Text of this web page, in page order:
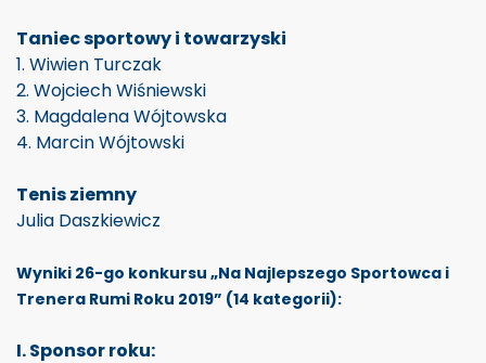
Taniec sportowy i towarzyski
1. Wiwien Turczak
2. Wojciech Wiśniewski
3. Magdalena Wójtowska
4. Marcin Wójtowski
Tenis ziemny
Julia Daszkiewicz
Wyniki 26-go konkursu „Na Najlepszego Sportowca i
Trenera Rumi Roku 2019” (14 kategorii):
I. Sponsor roku: